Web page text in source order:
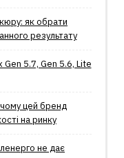
як обрати
результату
Gen 5.7, Gen 5.6, Lite
цей бренд
на ринку
не дає